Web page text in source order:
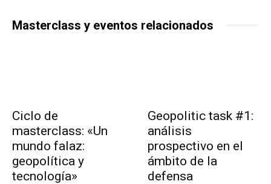
Masterclass y eventos relacionados
Ciclo de
masterclass: «Un
mundo falaz:
geopolítica y
tecnología»
Geopolitic task #1:
análisis
prospectivo en el
ámbito de la
defensa